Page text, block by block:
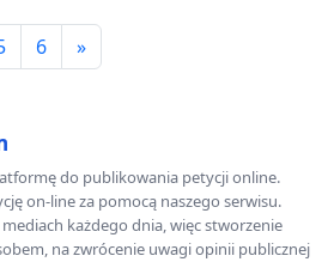
6 »
do publikowania petycji online.
on-line za pomocą naszego serwisu.
każdego dnia, więc stworzenie
na zwrócenie uwagi opinii publicznej